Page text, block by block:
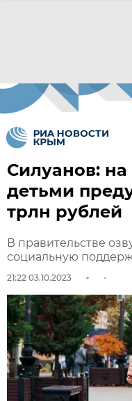
Силуанов:
детьми
трлн рублей
В правительстве
социальную
21:22 03.10.2023